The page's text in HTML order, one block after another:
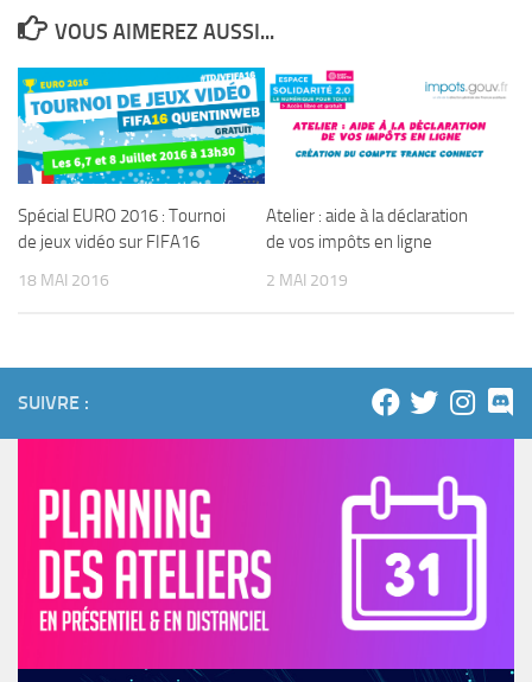
VOUS AIMEREZ AUSSI...
Spécial EURO 2016 : Tournoi
de jeux vidéo sur FIFA16
18 MAI 2016
Atelier : aide à la déclaration
de vos impôts en ligne
2 MAI 2019
SUIVRE :